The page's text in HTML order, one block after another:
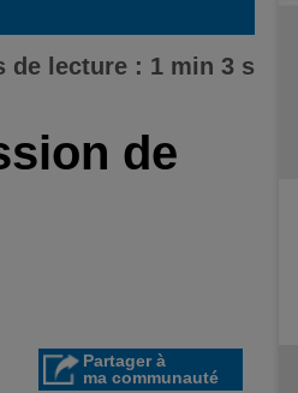
de lecture : 1 min 3 s
de
Partager à
ma communauté